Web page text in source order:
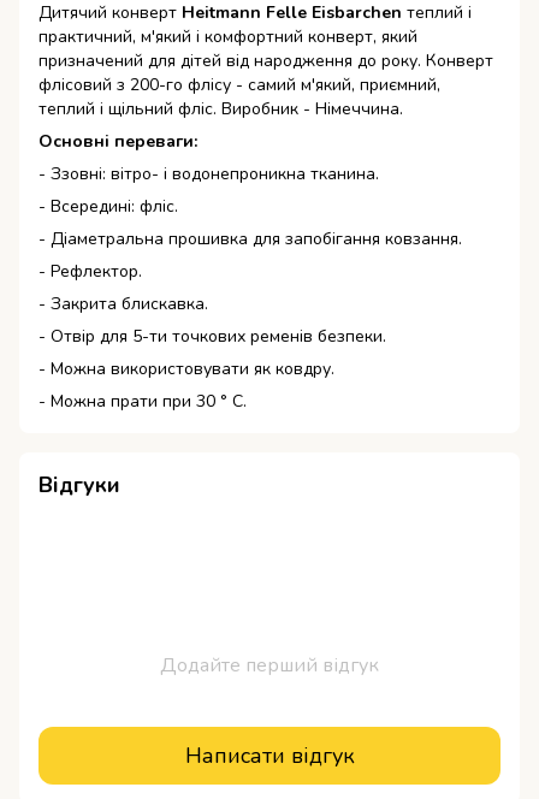
Дитячий конверт Heitmann Felle Eisbarchen теплий і
практичний, м'який і комфортний конверт, який
призначений для дітей від народження до року. Конверт
флісовий з 200-го флісу - самий м'який, приємний,
теплий і щільний фліс. Виробник - Німеччина.
Основні переваги:
- Ззовні: вітро- і водонепроникна тканина.
- Всередині: фліс.
- Діаметральна прошивка для запобігання ковзання.
- Рефлектор.
- Закрита блискавка.
- Отвір для 5-ти точкових ременів безпеки.
- Можна використовувати як ковдру.
- Можна прати при 30 ° C.
Відгуки
Додайте перший відгук
Написати відгук